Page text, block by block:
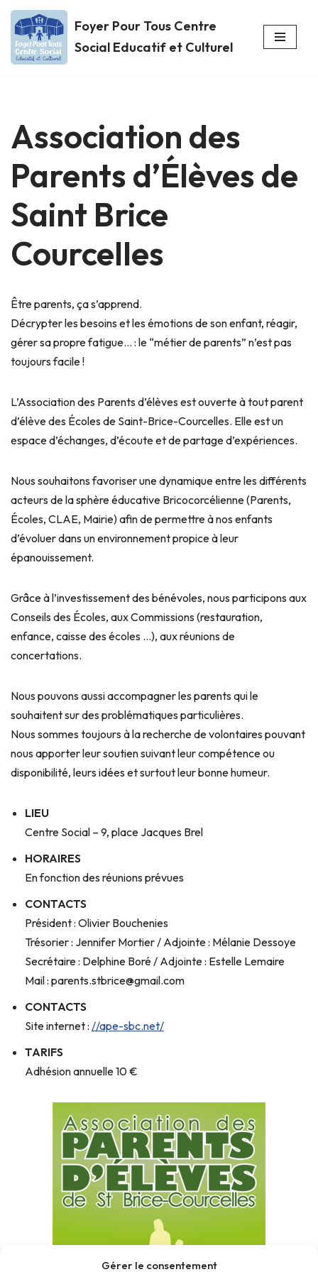
Gérer le consentement
Aller
au
Foyer Pour Tous Centre
Social Educatif et Culturel
Association des
Parents d’Élèves de
Saint Brice
Courcelles
Être parents, ça s’apprend.
Décrypter les besoins et les émotions de son enfant, réagir,
gérer sa propre fatigue… : le “métier de parents” n’est pas
toujours facile !
L’Association des Parents d’élèves est ouverte à tout parent
d’élève des Écoles de Saint-Brice-Courcelles. Elle est un
espace d’échanges, d’écoute et de partage d’expériences.
Nous souhaitons favoriser une dynamique entre les différents
acteurs de la sphère éducative Bricocorcélienne (Parents,
Écoles, CLAE, Mairie) afin de permettre à nos enfants
d’évoluer dans un environnement propice à leur
épanouissement.
Grâce à l’investissement des bénévoles, nous participons aux
Conseils des Écoles, aux Commissions (restauration,
enfance, caisse des écoles …), aux réunions de
concertations.
Nous pouvons aussi accompagner les parents qui le
souhaitent sur des problématiques particulières.
Nous sommes toujours à la recherche de volontaires pouvant
nous apporter leur soutien suivant leur compétence ou
disponibilité, leurs idées et surtout leur bonne humeur.
LIEU
Centre Social – 9, place Jacques Brel
HORAIRES
En fonction des réunions prévues
CONTACTS
Président : Olivier Bouchenies
Trésorier : Jennifer Mortier / Adjointe : Mélanie Dessoye
Secrétaire : Delphine Boré / Adjointe : Estelle Lemaire
Mail : parents.stbrice@gmail.com
CONTACTS
Site internet : //ape-sbc.net/
TARIFS
Adhésion annuelle 10 €